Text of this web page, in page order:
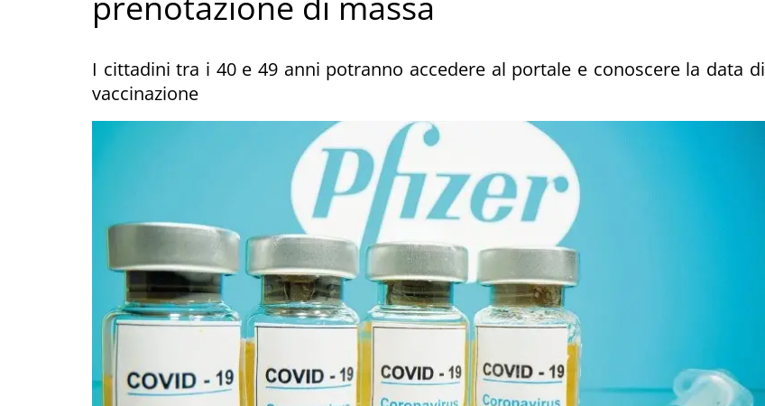
I cittadini tra i 40 e 49 anni potranno accedere al portale e conoscere la data di
vaccinazione